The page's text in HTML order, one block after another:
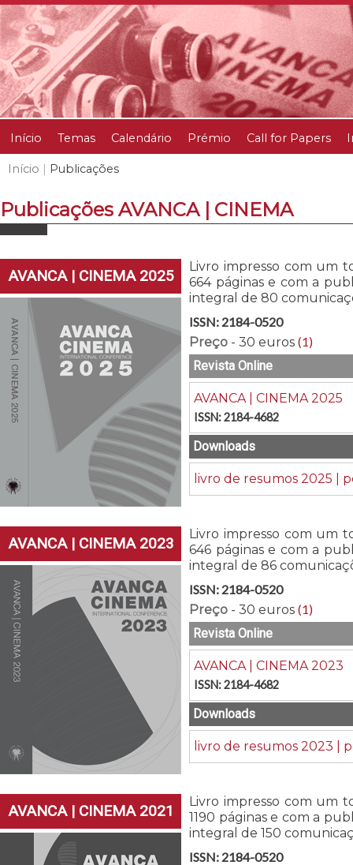
Início Temas Calendário Prémio Call for Papers
Início | Publicações
Publicações AVANCA | CINEMA
AVANCA | CINEMA 2025
Livro impresso com um
664 páginas e com a
integral de 80
ISSN: 2184-0520
Preço - 30 euros (1)
Revista Online
AVANCA | CINEMA 2025
ISSN: 2184-4682
Downloads
livro de resumos 2025 |
AVANCA | CINEMA 2023
Livro impresso com um
646 páginas e com a
integral de 86
ISSN: 2184-0520
Preço - 30 euros (1)
Revista Online
AVANCA | CINEMA 2023
ISSN: 2184-4682
Downloads
livro de resumos 2023 |
AVANCA | CINEMA 2021
Livro impresso com um
1190 páginas e com a
integral de 150
ISSN: 2184-0520